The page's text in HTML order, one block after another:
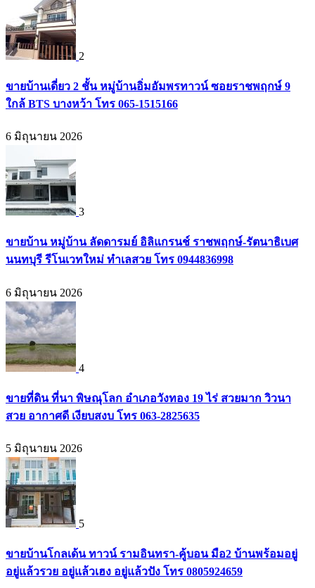
2
ขายบ้านเดี่ยว 2 ชั้น หมู่บ้านอิ่มอัมพรทาวน์ ซอยราชพฤกษ์ 9
ใกล้ BTS บางหว้า โทร 065-1515166
6 มิถุนายน 2026
3
ขายบ้าน หมู่บ้าน ลัดดารมย์ อิลิแกรนช์ ราชพฤกษ์-รัตนาธิเบศ
นนทบุรี รีโนเวทใหม่ ทำเลสวย โทร 0944836998
6 มิถุนายน 2026
4
ขายที่ดิน ที่นา พิษณุโลก อำเภอวังทอง 19 ไร่ สวยมาก วิวนา
สวย อากาศดี เงียบสงบ โทร 063-2825635
5 มิถุนายน 2026
5
ขายบ้านโกลเด้น ทาวน์ รามอินทรา-คู้บอน มือ2 บ้านพร้อมอยู่
อยู่แล้วรวย อยู่แล้วเฮง อยู่แล้วปัง โทร 0805924659